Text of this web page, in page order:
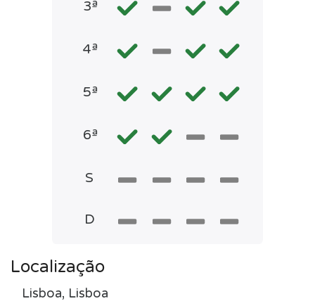
3ª
4ª
5ª
6ª
S
D
Localização
Lisboa, Lisboa